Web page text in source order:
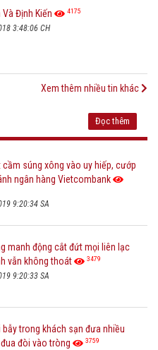
Và Định Kiến 4175
3:48:06 CH
Xem thêm nhiều tin khác
Đọc thêm
cầm súng xông vào uy hiếp, cướp
ngân hàng Vietcombank
9:20:34 SA
manh động cắt đứt mọi liên lạc
vẫn không thoát
3479
9:20:33 SA
bẫy trong khách sạn đưa nhiều
đòi vào tròng
3759